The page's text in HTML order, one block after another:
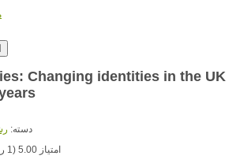
Changing identities in the UK
دسته:
امتیاز 5.00 (1 رای)